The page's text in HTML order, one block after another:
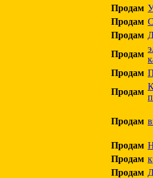
Продам
Продам
Продам
Продам
Продам
Продам
Продам
Продам
Продам
Продам